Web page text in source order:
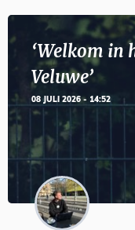
‘Welkom in
Veluwe’
08 JULI 2026 - 14:52